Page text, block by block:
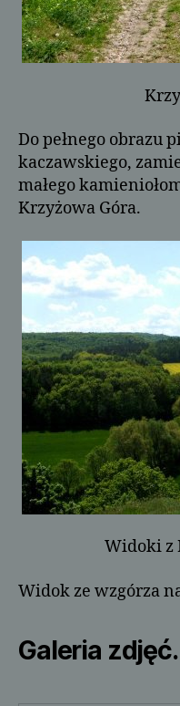
Do pełnego obrazu
kaczawskiego,
małego
Krzyżowa Góra.
Widoki z
Widok ze wzgórza
Galeria zdjęć.